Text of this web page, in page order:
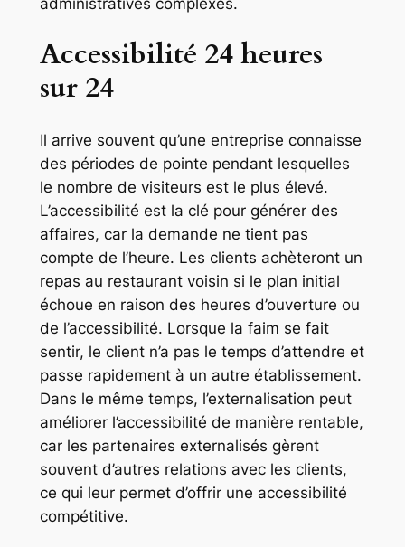
Accessibilité 24 heures
sur 24
Il arrive souvent qu’une entreprise connaisse
des périodes de pointe pendant lesquelles
le nombre de visiteurs est le plus élevé.
L’accessibilité est la clé pour générer des
affaires, car la demande ne tient pas
compte de l’heure. Les clients achèteront un
repas au restaurant voisin si le plan initial
échoue en raison des heures d’ouverture ou
de l’accessibilité. Lorsque la faim se fait
sentir, le client n’a pas le temps d’attendre et
passe rapidement à un autre établissement.
Dans le même temps, l’externalisation peut
améliorer l’accessibilité de manière rentable,
car les partenaires externalisés gèrent
souvent d’autres relations avec les clients,
ce qui leur permet d’offrir une accessibilité
compétitive.